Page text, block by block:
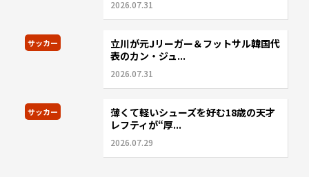
2026.07.31
サッカー
立川が元Jリーガー＆フットサル韓国代
表のカン・ジュ...
2026.07.31
サッカー
薄くて軽いシューズを好む18歳の天才
レフティが“厚...
2026.07.29